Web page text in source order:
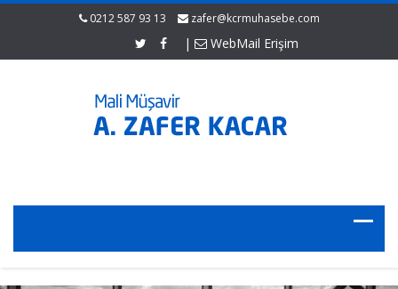
0212 587 93 13 zafer@kcrmuhasebe.com
| WebMail Erişim